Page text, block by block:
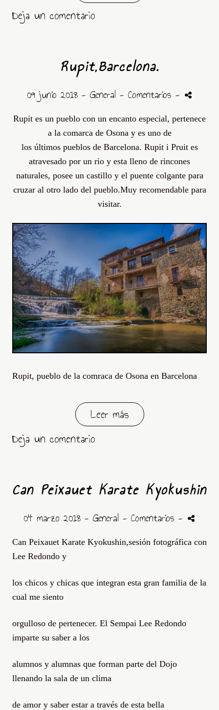
Deja un comentario
Rupit,Barcelona.
09 junio 2018 - General - Comentarios -
Rupit es un pueblo con un encanto especial, pertenece
a la comarca de Osonay es uno de
los últimos pueblos de Barcelona. Rupiti Pruites
atravesado por un rio y esta lleno de rincones
naturales, posee un castillo y el puente colgante para
cruzar al otro lado del pueblo.Muy recomendable para
visitar.
Rupit, pueblo de la comraca de Osona en Barcelona
Leer más
Deja un comentario
Can Peixauet Karate Kyokushin
04 marzo 2018 - General - Comentarios -
Can Peixauet Karate Kyokushin,sesión fotográfica con
Lee Redondo y
los chicos y chicas que integran esta gran familia de la
cual me siento
orgulloso de pertenecer. El Sempai Lee Redondo
imparte su saber a los
alumnos y alumnas que forman parte del Dojo
llenando la sala de un clima
de amor y saber estar a través de esta bella